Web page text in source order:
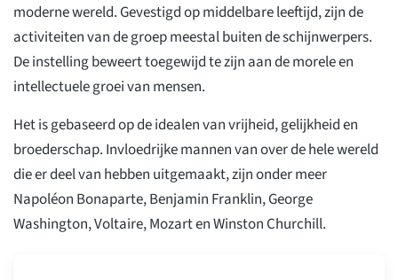
moderne wereld. Gevestigd op middelbare leeftijd, zijn de
activiteiten van de groep meestal buiten de schijnwerpers.
De instelling beweert toegewijd te zijn aan de morele en
intellectuele groei van mensen.
Het is gebaseerd op de idealen van vrijheid, gelijkheid en
broederschap. Invloedrijke mannen van over de hele wereld
die er deel van hebben uitgemaakt, zijn onder meer
Napoléon Bonaparte, Benjamin Franklin, George
Washington, Voltaire, Mozart en Winston Churchill.